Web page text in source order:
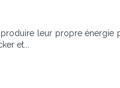
leur propre
et...